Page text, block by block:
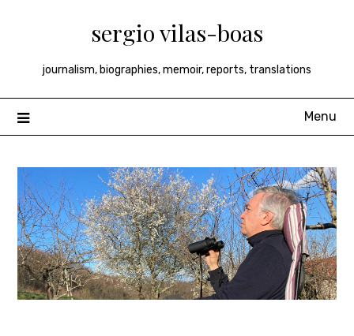
sergio vilas-boas
journalism, biographies, memoir, reports, translations
Menu